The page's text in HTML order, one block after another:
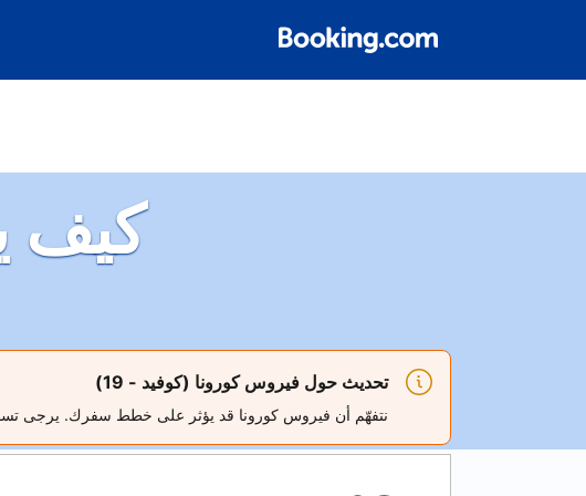
كيف
تحديث حول فيروس كورونا (كوفيد - 19)
نتفهّم أن فيروس كورونا قد يؤثر على خطط سفرك. يرجى